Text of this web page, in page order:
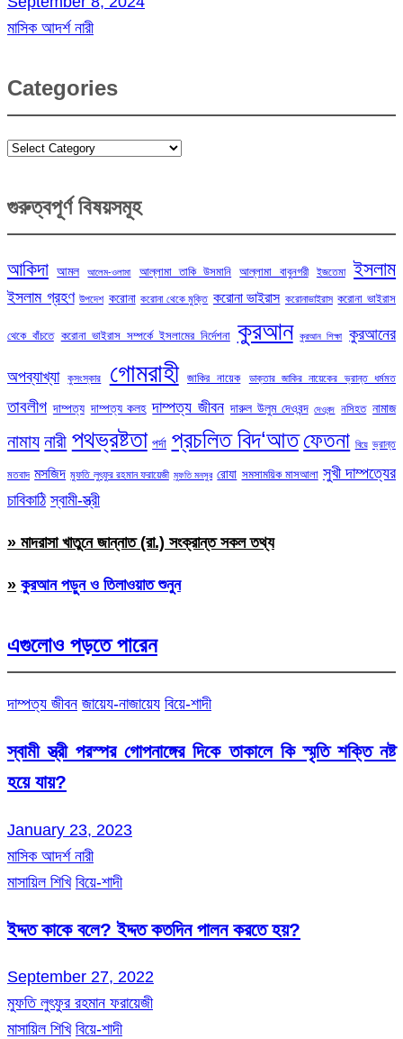
মাসিক আদর্শ নারী
Categories
Categories
গুরুত্বপূর্ণ বিষয়সমূহ
আকিদা আমল আলেম-ওলামা আল্লামা তাকি উসমানি আল্লামা বাবুনগরী ইজতেমা ইসলাম
ইসলাম গ্রহণ উপদেশ করোনা করোনা থেকে মুক্তি করোনা ভাইরাস করোনাভাইরাস করোনা ভাইরাস
থেকে বাঁচতে করোনা ভাইরাস সম্পর্কে ইসলামের নির্দেশনা কুরআন কুরআন শিক্ষা কুরআনের
অপব্যাখ্যা কুসংস্কার গোমরাহী জাকির নায়েক ডাক্তার জাকির নায়েকের ভ্রান্ত ধর্মমত
তাবলীগ দাম্পত্য দাম্পত্য কলহ দাম্পত্য জীবন দারুল উলুম দেওবন্দ দেওবন্দ নসিহত নামাজ
নামায নারী পথভ্রষ্টতা পর্দা প্রচলিত বিদ‘আত ফেতনা বিয়ে ভ্রান্ত
মতবাদ মসজিদ মুফতি লুৎফুর রহমান ফরায়েজী মুফতি মনসুর রোযা সমসাময়িক মাসআলা সুখী দাম্পত্যের
চাবিকাঠি স্বামী-স্ত্রী
» মাদরাসা খাতুনে জান্নাত (রা.) সংক্রান্ত সকল তথ্য
» কুরআন পড়ুন ও তিলাওয়াত শুনুন
এগুলোও পড়তে পারেন
দাম্পত্য জীবন জায়েয-নাজায়েয বিয়ে-শাদী
স্বামী স্ত্রী পরস্পর গোপনাঙ্গের দিকে তাকালে কি স্মৃতি শক্তি নষ্ট
হয়ে যায়?
January 23, 2023
মাসিক আদর্শ নারী
মাসায়িল শিখি বিয়ে-শাদী
ইদ্দত কাকে বলে? ইদ্দত কতদিন পালন করতে হয়?
September 27, 2022
মুফতি লুৎফুর রহমান ফরায়েজী
মাসায়িল শিখি বিয়ে-শাদী